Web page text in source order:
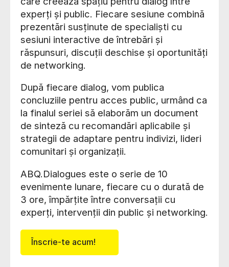
experți și public. Fiecare sesiune combină
prezentări susținute de specialiști cu
sesiuni interactive de întrebări și
răspunsuri, discuții deschise și oportunități
de networking.
După fiecare dialog, vom publica
concluziile pentru acces public, urmând ca
la finalul seriei să elaborăm un document
de sinteză cu recomandări aplicabile și
strategii de adaptare pentru indivizi, lideri
comunitari și organizații.
ABQ.Dialogues este o serie de 10
evenimente lunare, fiecare cu o durată de
3 ore, împărțite între conversații cu
experți, intervenții din public și networking.
Înscrie-te acum!